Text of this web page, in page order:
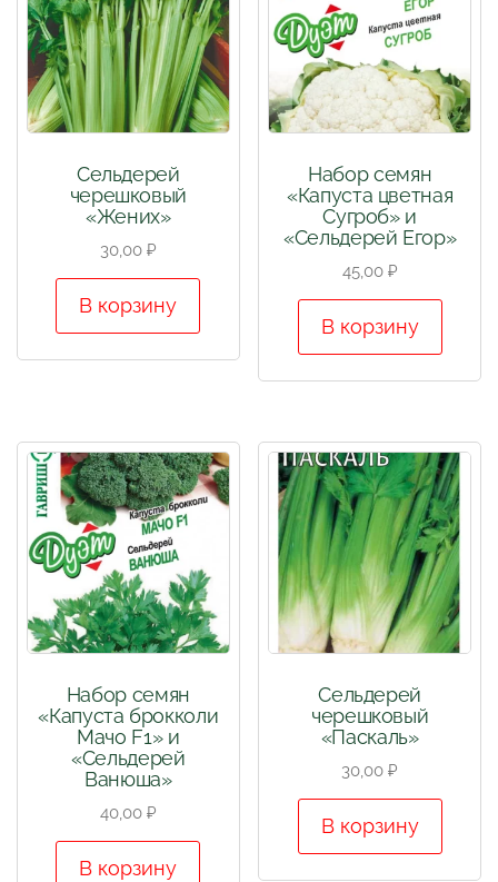
Сельдерей
черешковый
«Жених»
30,00 ₽
В корзину
Набор семян
«Капуста цветная
Сугроб» и
«Сельдерей Егор»
45,00 ₽
В корзину
Набор семян
«Капуста брокколи
Мачо F1» и
«Сельдерей
Ванюша»
40,00 ₽
В корзину
Сельдерей
черешковый
«Паскаль»
30,00₽
В корзину